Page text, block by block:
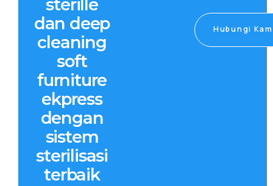
sterille
dan deep
cleaning
soft
furniture
ekpress
dengan
sistem
sterilisasi
terbaik
Hubungi